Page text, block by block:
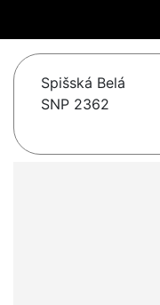
Spišská Belá
SNP 2362